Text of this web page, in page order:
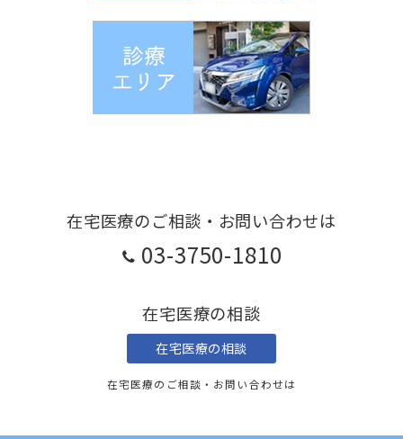
在宅医療のご相談・お問い合わせは
03-3750-1810
在宅医療の相談
在宅医療の相談
在宅医療のご相談・お問い合わせは